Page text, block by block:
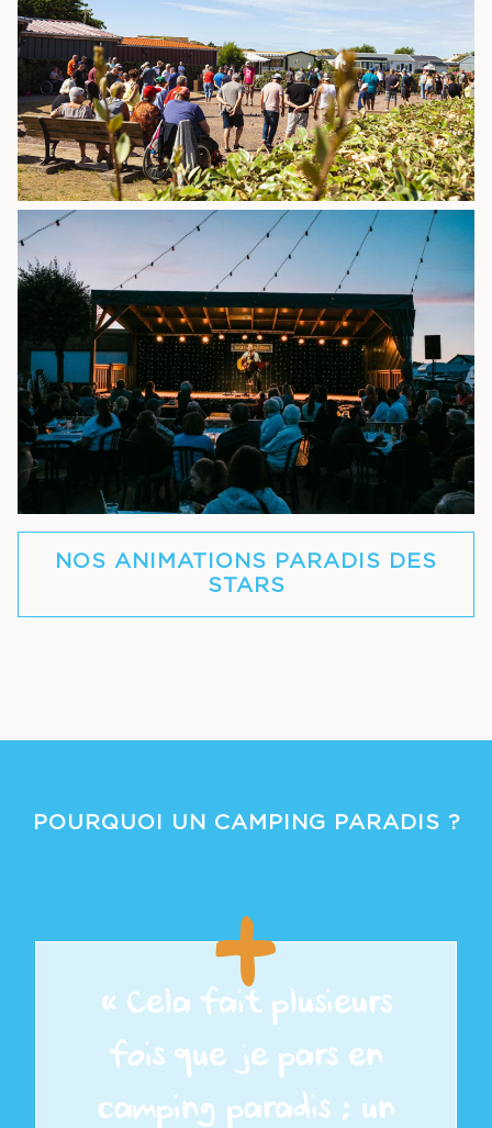
NOS ANIMATIONS PARADIS DES
STARS
POURQUOI UN CAMPING PARADIS ?
« Cela fait plusieurs
fois que je pars en
camping paradis ; un